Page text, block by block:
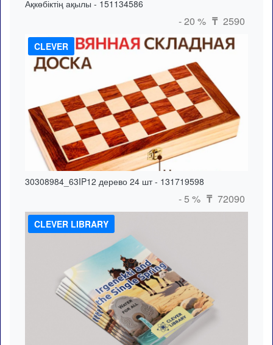
Ақкөбіктің ақылы - 151134586
- 20 % ₸ 2590
CLEVER
30308984_63IP12 дерево 24 шт - 131719598
- 5 % ₸ 72090
CLEVER LIBRARY